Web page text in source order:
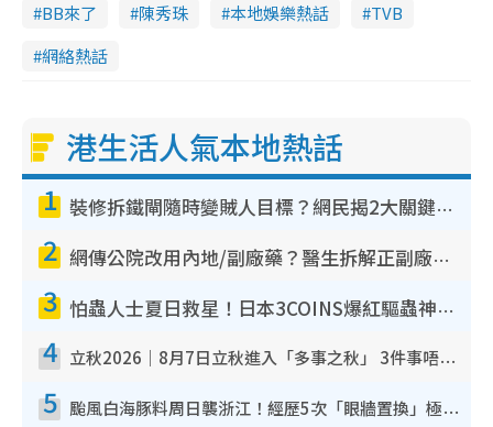
BB來了 陳秀珠 本地娛樂熱話
TVB
網絡熱話
港生活人氣本地熱話
1 裝修拆鐵閘隨時變賊人目標？網民揭2大關鍵用途：裝新式等於白裝？附新舊鐵閘分別
2 網傳公院改用內地/副廠藥？醫生拆解正副廠分別 揭4類人換藥隨時出事
3 怕蟲人士夏日救星！日本3COINS爆紅驅蟲神器$45起 1招「全程免觸碰」輕鬆搞定小強
4 立秋2026｜8月7日立秋進入「多事之秋」 3件事唔做得！專家教6招開運 清枱頭／銀包納氣接好運
5 颱風白海豚料周日襲浙江！經歷5次「眼牆置換」極罕見 成登陸內地最長途颱風